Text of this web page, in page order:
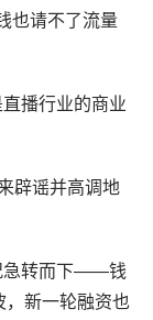
也请不了流量
播行业的商业
辟谣并高调地
急转而下——钱
，新一轮融资也